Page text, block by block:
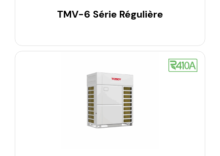
TMV-6 Série Régulière